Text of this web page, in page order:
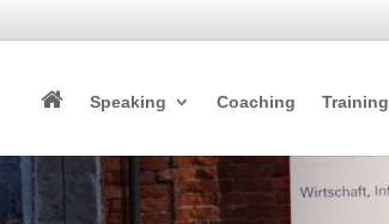
Speaking Coaching Training